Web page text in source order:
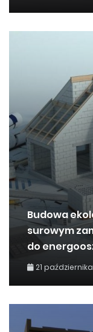
Budowa
surowym
do
21